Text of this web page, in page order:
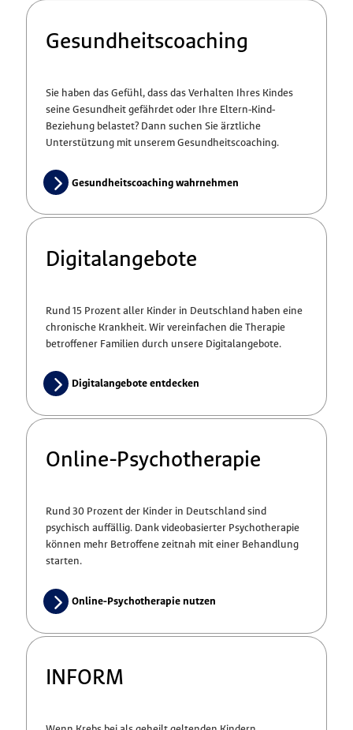
Gesundheitscoaching
Sie haben das Gefühl, dass das Verhalten Ihres Kindes
seine Gesundheit gefährdet oder Ihre Eltern-Kind-
Beziehung belastet? Dann suchen Sie ärztliche
Unterstützung mit unserem Gesundheitscoaching.
Gesundheitscoaching wahrnehmen
Digitalangebote
Rund 15 Prozent aller Kinder in Deutschland haben eine
chronische Krankheit. Wir vereinfachen die Therapie
betroffener Familien durch unsere Digitalangebote.
Digitalangebote entdecken
Online-Psychotherapie
Rund 30 Prozent der Kinder in Deutschland sind
psychisch auffällig. Dank videobasierter Psychotherapie
können mehr Betroffene zeitnah mit einer Behandlung
starten.
Online-Psychotherapie nutzen
INFORM